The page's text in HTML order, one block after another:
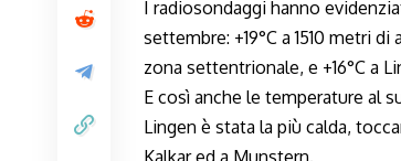
I radiosondaggi hanno
settembre: +19°C a 1510 metri
zona settentrionale, e +16°C a
E così anche le temperature al
Lingen è stata la più calda,
Kalkar ed a Munstern.